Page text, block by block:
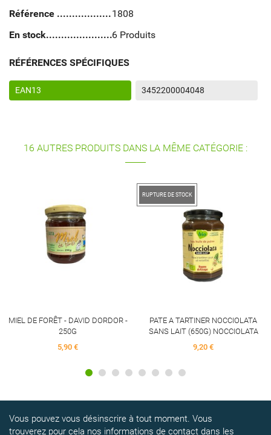
Référence
1808
En stock
6 Produits
RÉFÉRENCES SPÉCIFIQUES
EAN13 3452200004048
16 AUTRES PRODUITS DANS LA MÊME CATÉGORIE :
MIEL DE FORÊT - DAVID DORDOR -
250G
5,90 €
RUPTURE DE STOCK
PATE A TARTINER NOCCIOLATA
SANS LAIT (650G) NOCCIOLATA
9,20 €
Vous pouvez vous désinscrire à tout moment. Vous
trouverez pour cela nos informations de contact dans les